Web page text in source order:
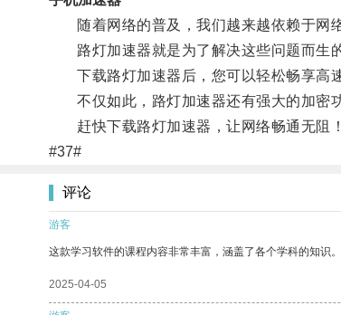
随着网络的普及，我们越来越依赖于网络
路灯加速器就是为了解决这些问题而生的
下载路灯加速器后，您可以轻松畅享高速
不仅如此，路灯加速器还有强大的加密功
赶快下载路灯加速器，让网络畅通无阻！
#37#
评论
游客
这款学习软件的课程内容非常丰富，涵盖了各个学科的知识
2025-04-05